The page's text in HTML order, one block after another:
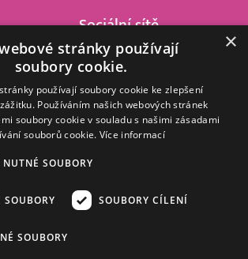
Studio,
322
Sociální sítě
MEDIA, a.s. Všechna práva vyhrazena.
a dalších zpracovávaných údajů
×
stránky používají
soubory cookie.
používají soubory cookie ke zlepšení
Používáním našich webových stránek
soubory cookie v souladu s našimi zásadami
souborů cookie. Více informací
NUTNÉ SOUBORY
SOUBORY SOUBORY CÍLENÍ
SOUBORY